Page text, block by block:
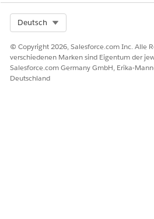
Deutsch
© Copyright 2026, Salesforce.com Inc. Alle
verschiedenen Marken sind Eigentum der
Salesforce.com Germany GmbH, Erika-
Deutschland